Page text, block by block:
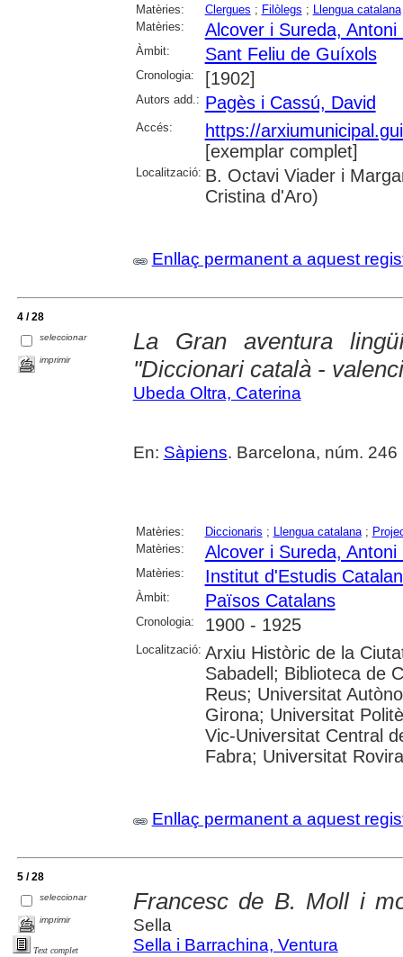
Matèries: Clergues ; Filòlegs ; Llengua catalana
Matèries:
Alcover i Sureda, Antoni
Àmbit: Sant Feliu de Guíxols
Cronologia: [1902]
Autors add.: Pagès i Cassú, David
Accés:
https://
[exemplar complet]
Localització: B. Octavi Viader i
Cristina d'Aro)
Enllaç permanent a aquest
4 / 28
seleccionar
imprimir
La Gran aventura
"Diccionari català -
Ubeda Oltra, Caterina
En: Sàpiens. Barcelona, núm.
Matèries: Diccionaris ; Llengua catalana;
Matèries:
Alcover i Sureda, Antoni
Matèries: Institut d'Estudis
Àmbit: Països Catalans
Cronologia: 1900 - 1925
Localització: Arxiu Històric de la
Sabadell; Biblioteca de
Reus; Universitat
Girona; Universitat
Vic-Universitat Central
Fabra; Universitat
Enllaç permanent a aquest
5 / 28
seleccionar
imprimir
Text complet
Francesc de B. Moll i
Sella
Sella i Barrachina, Ventura